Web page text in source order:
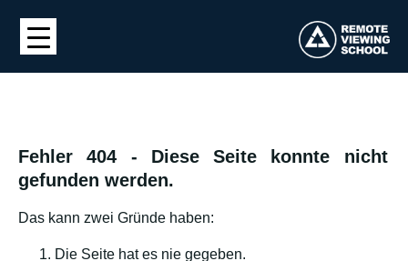
Fehler 404 - Diese Seite konnte nicht
gefunden werden.
Das kann zwei Gründe haben:
Die Seite hat es nie gegeben.